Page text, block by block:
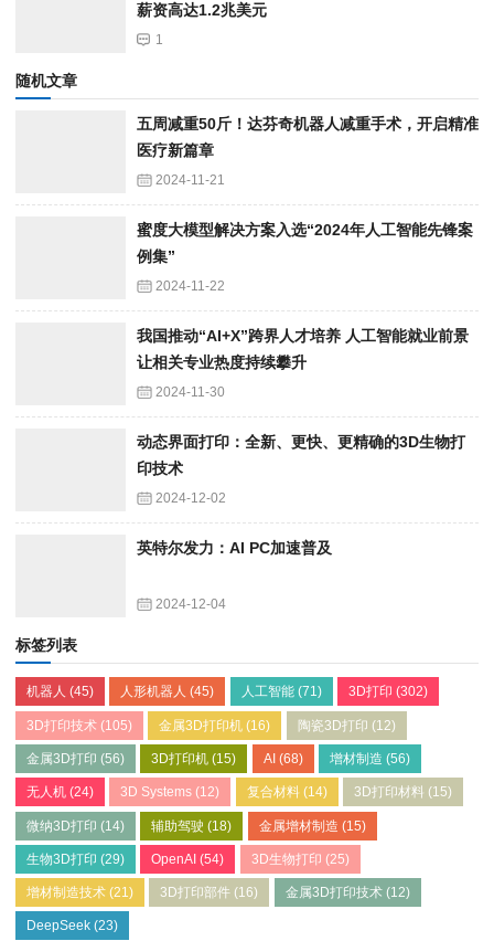
薪资高达1.2兆美元
1
随机文章
五周减重50斤！达芬奇机器人减重手术，开启精准
医疗新篇章
2024-11-21
蜜度大模型解决方案入选“2024年人工智能先锋案
例集”
2024-11-22
我国推动“AI+X”跨界人才培养 人工智能就业前景
让相关专业热度持续攀升
2024-11-30
动态界面打印：全新、更快、更精确的3D生物打
印技术
2024-12-02
英特尔发力：AI PC加速普及
2024-12-04
标签列表
机器人 (45) 人形机器人 (45) 人工智能(71) 3D打印 (302)
3D打印技术 (105) 金属3D打印机 (16) 陶瓷3D打印 (12)
金属3D打印 (56) 3D打印机 (15) AI (68) 增材制造 (56)
无人机 (24) 3D Systems (12) 复合材料(14) 3D打印材料 (15)
微纳3D打印 (14) 辅助驾驶 (18) 金属增材制造 (15)
生物3D打印 (29) OpenAI (54) 3D生物打印 (25)
增材制造技术 (21) 3D打印部件 (16) 金属3D打印技术(12)
DeepSeek (23)